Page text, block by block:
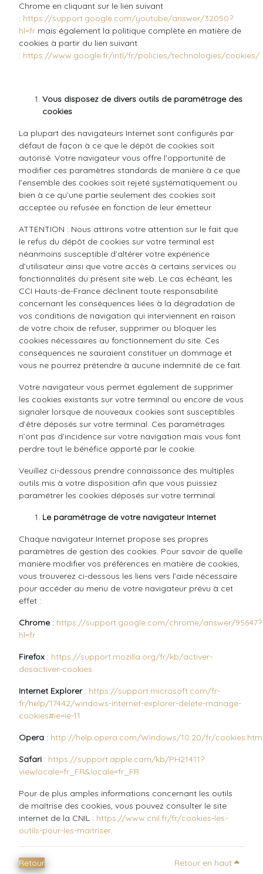
Chrome en cliquant sur le lien suivant
: https://support.google.com/youtube/answer/32050?
hl=fr mais également la politique complète en matière de
cookies à partir du lien suivant
: https://www.google.fr/intl/fr/policies/technologies/cookies/
Vous disposez de divers outils de paramétrage des
cookies
La plupart des navigateurs Internet sont configurés par
défaut de façon à ce que le dépôt de cookies soit
autorisé. Votre navigateur vous offre l’opportunité de
modifier ces paramètres standards de manière à ce que
l’ensemble des cookies soit rejeté systématiquement ou
bien à ce qu’une partie seulement des cookies soit
acceptée ou refusée en fonction de leur émetteur.
ATTENTION : Nous attirons votre attention sur le fait que
le refus du dépôt de cookies sur votre terminal est
néanmoins susceptible d’altérer votre expérience
d’utilisateur ainsi que votre accès à certains services ou
fonctionnalités du présent site web. Le cas échéant, les
CCI Hauts-de-France déclinent toute responsabilité
concernant les conséquences liées à la dégradation de
vos conditions de navigation qui interviennent en raison
de votre choix de refuser, supprimer ou bloquer les
cookies nécessaires au fonctionnement du site. Ces
conséquences ne sauraient constituer un dommage et
vous ne pourrez prétendre à aucune indemnité de ce fait.
Votre navigateur vous permet également de supprimer
les cookies existants sur votre terminal ou encore de vous
signaler lorsque de nouveaux cookies sont susceptibles
d’être déposés sur votre terminal. Ces paramétrages
n’ont pas d’incidence sur votre navigation mais vous font
perdre tout le bénéfice apporté par le cookie.
Veuillez ci-dessous prendre connaissance des multiples
outils mis à votre disposition afin que vous puissiez
paramétrer les cookies déposés sur votre terminal.
Le paramétrage de votre navigateur Internet
Chaque navigateur Internet propose ses propres
paramètres de gestion des cookies. Pour savoir de quelle
manière modifier vos préférences en matière de cookies,
vous trouverez ci-dessous les liens vers l’aide nécessaire
pour accéder au menu de votre navigateur prévu à cet
effet :
Chrome : https://support.google.com/chrome/answer/95647?
hl=fr
Firefox : https://support.mozilla.org/fr/kb/activer-
desactiver-cookies
Internet Explorer: https://support.microsoft.com/fr-
fr/help/17442/windows-internet-explorer-delete-manage-
cookies#ie=ie-11
Opera : http://help.opera.com/Windows/10.20/fr/
Safari : https://support.apple.com/kb/PH21411?
viewlocale=fr_FR&locale=fr_FR
Pour de plus amples informations concernant les outils
de maîtrise des cookies, vous pouvez consulter le site
internet de la CNIL : https://www.cnil.fr/fr/cookies-les-
outils-pour-les-maitriser.
Retour Retour en haut